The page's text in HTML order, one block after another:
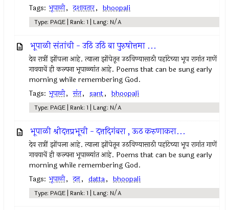
Tags: भूपाळी, दशावतार, bhoopali
Type: PAGE | Rank: 1 | Lang: N/A
भूपाळी संतांची - उठिं उठिं बा पुरुषोत्तमा ...
देव रात्रीं झोंपला आहे. त्याला झोंपेतून उठविण्यासाठी पहांटेच्या भूप रागांत गाणें
गावयाचें ही कल्पना भूपाळ्यांत आहे. Poems that can be sung early
morning while remembering God.
Tags: भूपाळी, संत, sant, bhoopali
Type: PAGE | Rank: 1 | Lang: N/A
भूपाळी श्रीदत्तप्रभूची - दत्तदिगंबरा , ऊठ करुणाकरा...
देव रात्रीं झोंपला आहे. त्याला झोंपेतून उठविण्यासाठी पहांटेच्या भूप रागांत गाणें
गावयाचें ही कल्पना भूपाळ्यांत आहे. Poems that can be sung early
morning while remembering God.
Tags: भूपाळी, दत्त, datta, bhoopali
Type: PAGE | Rank: 1 | Lang: N/A